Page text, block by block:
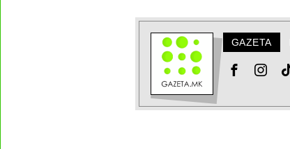
GAZETA